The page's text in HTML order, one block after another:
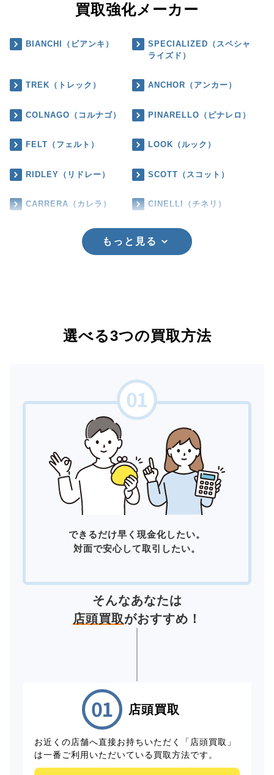
買取強化メーカー
BIANCHI（ビアンキ）
SPECIALIZED（スペシャ
ライズド）
TREK（トレック） ANCHOR（アンカー）
COLNAGO（コルナゴ） PINARELLO（ピナレロ）
FELT（フェルト） LOOK（ルック）
RIDLEY（リドレー） SCOTT（スコット）
CARRERA（カレラ） CINELLI（チネリ）
もっと見る
選べる3つの買取方法
できるだけ早く現金化したい。
対面で安心して取引したい。
そんなあなたは
店頭買取がおすすめ！
店頭買取
お近くの店舗へ直接お持ちいただく「店頭買取」
は一番ご利用いただいている買取方法です。